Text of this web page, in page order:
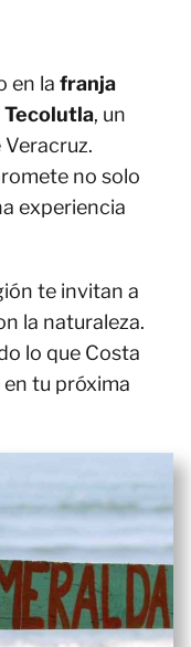
en la franja
Tecolutla, un
no solo
experiencia
te invitan a
la naturaleza.
lo que Costa
tu próxima